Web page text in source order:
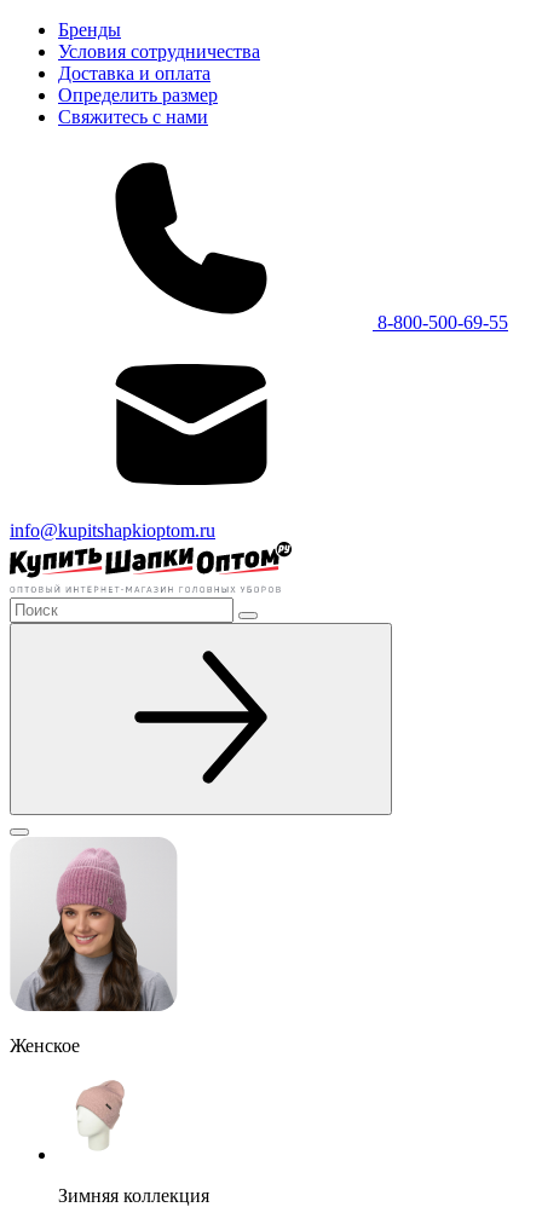
Бренды
Условия сотрудничества
Доставка и оплата
Определить размер
Свяжитесь с нами
8-800-500-69-55
info@kupitshapkioptom.ru
Женское
Зимняя коллекция